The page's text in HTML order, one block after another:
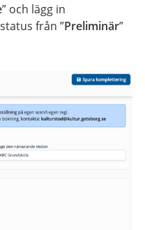
” och lägg in
från ”Preliminär”